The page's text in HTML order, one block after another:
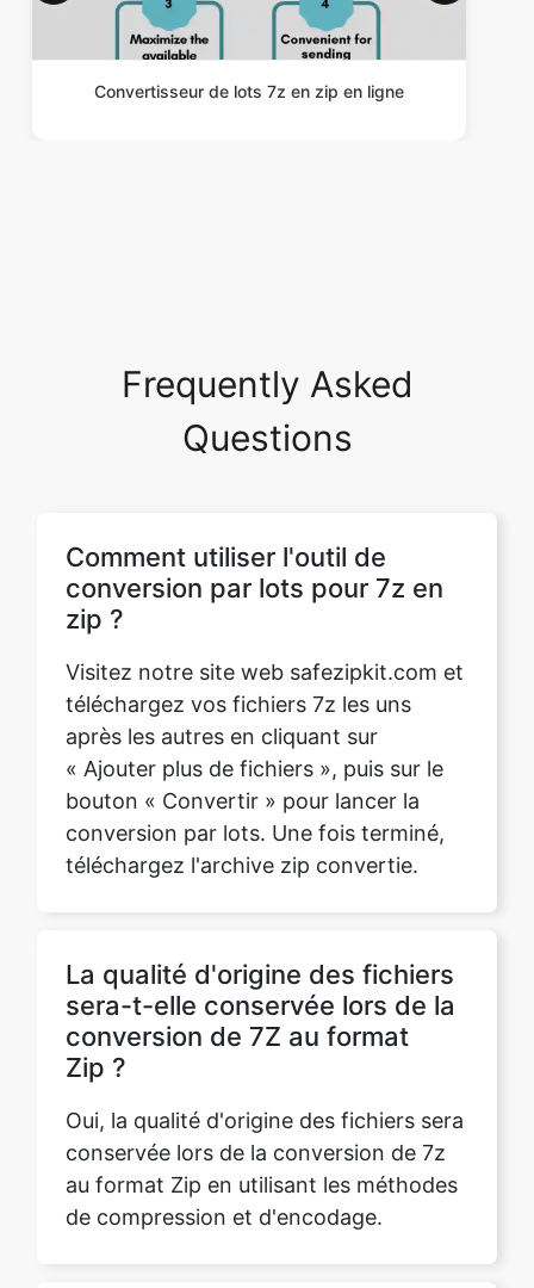
Convertisseur de lots 7z en zip en ligne
Questions
conversion par lots pour 7z en
zip ?
téléchargez vos fichiers 7z les uns
après les autres en cliquant sur
« Ajouter plus de fichiers », puis sur le
bouton « Convertir » pour lancer la
conversion par lots. Une fois terminé,
téléchargez l'archive zip convertie.
sera-t-elle conservée lors de la
conversion de 7Z au format
Zip ?
conservée lors de la conversion de 7z
au format Zip en utilisant les méthodes
de compression et d'encodage.